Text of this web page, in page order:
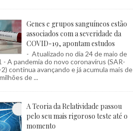
Genes e grupos sanguíneos estão
associados com a severidade da
COVID-19, apontam estudos
- Atualizado no dia 24 de maio de
- A pandemia do novo coronavírus (SAR-
continua avançando e já acumula mais de
de ...
A Teoria da Relatividade passou
pelo seu mais rigoroso teste até o
momento